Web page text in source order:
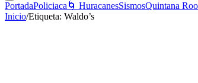
PortadaPoliciaca 🌀 HuracanesSismosQuintana Roo
Inicio/Etiqueta: Waldo’s